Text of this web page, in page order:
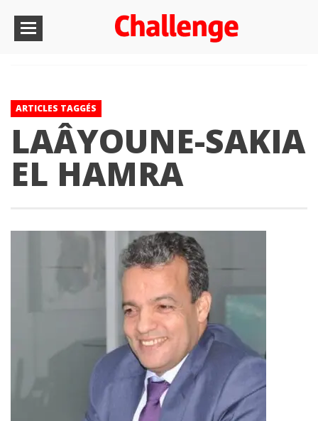
ARTICLES TAGGÉS
LAÂYOUNE-SAKIA
EL HAMRA